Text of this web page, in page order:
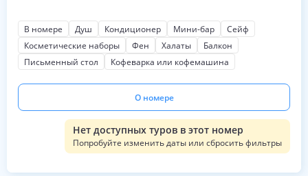
В номере Душ Кондиционер Мини-бар
Сейф
Косметические наборы
Фен Халаты
Балкон
Письменный стол
Кофеварка или кофемашина
О номере
Нет доступных туров в этот номер
Попробуйте изменить даты или сбросить фильтры